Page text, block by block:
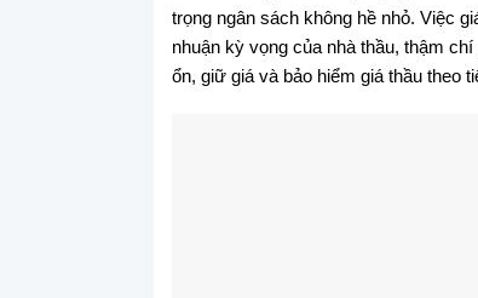
trọng ngân sách không hề nhỏ. Việc
nhuận kỳ vọng của nhà thầu, thậm
ổn, giữ giá và bảo hiểm giá thầu theo